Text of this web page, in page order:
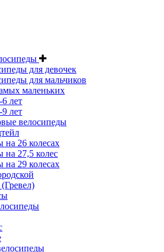
для девочек
для мальчиков
маленьких
лет
лет
велосипеды
на 26 колесах
на 27,5 колес
на 29 колесах